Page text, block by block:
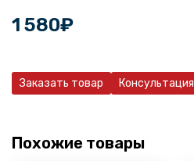
1 580₽
Заказать товар Консультация
Похожие товары